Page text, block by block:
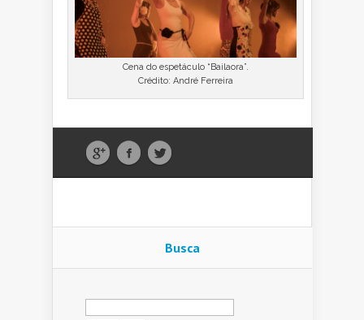
Cena do espetáculo “Bailaora”.
Crédito: André Ferreira
Busca
Pesquisar
por: